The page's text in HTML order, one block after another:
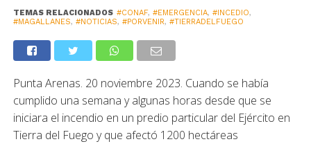
TEMAS RELACIONADOS #CONAF, #EMERGENCIA, #INCEDIO,
#MAGALLANES, #NOTICIAS, #PORVENIR, #TIERRADELFUEGO
Punta Arenas. 20 noviembre 2023. Cuando se había
cumplido una semana y algunas horas desde que se
iniciara el incendio en un predio particular del Ejército en
Tierra del Fuego y que afectó 1200 hectáreas